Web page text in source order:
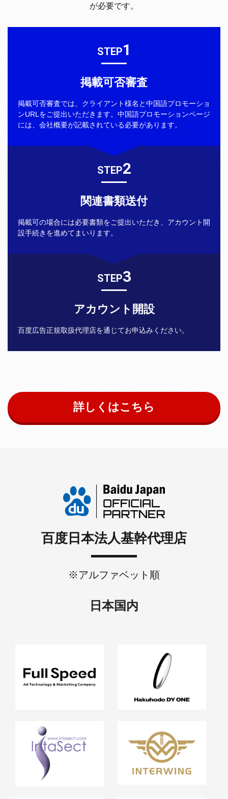
が必要です。
STEP1
掲載可否審査
掲載可否審査では、クライアント様名と中国語プロモーショ
ンURLをご提出いただきます。中国語プロモーションページ
には、会社概要が記載されている必要があります。
STEP2
関連書類送付
掲載可の場合には必要書類をご提出いただき、アカウント開
設手続きを進めてまいります。
STEP3
アカウント開設
百度広告正規取扱代理店を通じてお申込みください。
詳しくはこちら
百度日本法人基幹代理店
※アルファベット順
日本国内